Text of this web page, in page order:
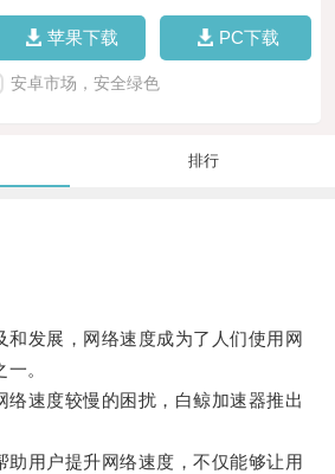
苹果下载 PC下载
安卓市场，安全绿色
排行
发展，网络速度成为了人们使用网
。
速度较慢的困扰，白鲸加速器推出
用户提升网络速度，不仅能够让用